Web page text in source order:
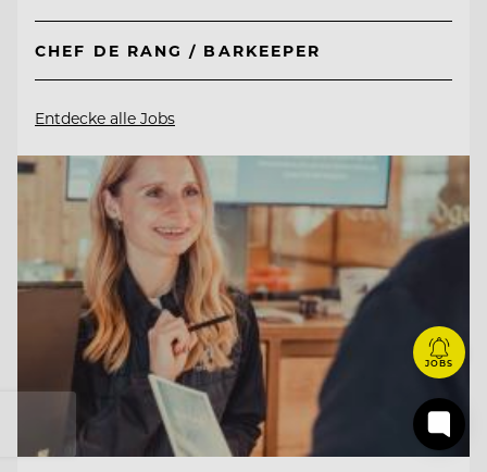
CHEF DE RANG / BARKEEPER
Entdecke alle Jobs
JOBS